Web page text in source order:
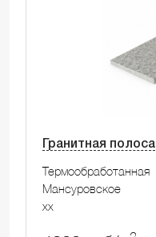
Гранитная полоса
Термообработанная
Мансуровское
xx